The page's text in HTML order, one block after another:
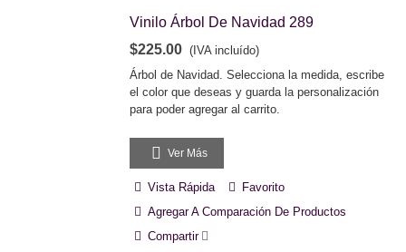
Vinilo Árbol De Navidad 289
$225.00 (IVA incluído)
Árbol de Navidad. Selecciona la medida, escribe
el color que deseas y guarda la personalización
para poder agregar al carrito.
Ver Más
Vista Rápida
Favorito
Agregar A Comparación De Productos
Compartir